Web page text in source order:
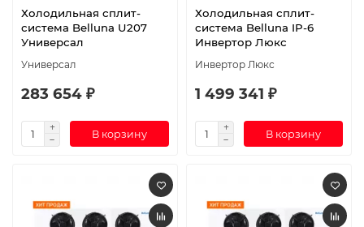
Холодильная сплит-
система Belluna U207
Универсал
Универсал
283 654 ₽
В корзину
Холодильная сплит-
система Belluna IP-6
Инвертор Люкс
Инвертор Люкс
1 499 341 ₽
В корзину